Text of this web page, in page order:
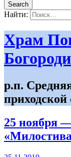
Search
Найти:
Храм
р.п.
приходской
25 ноября